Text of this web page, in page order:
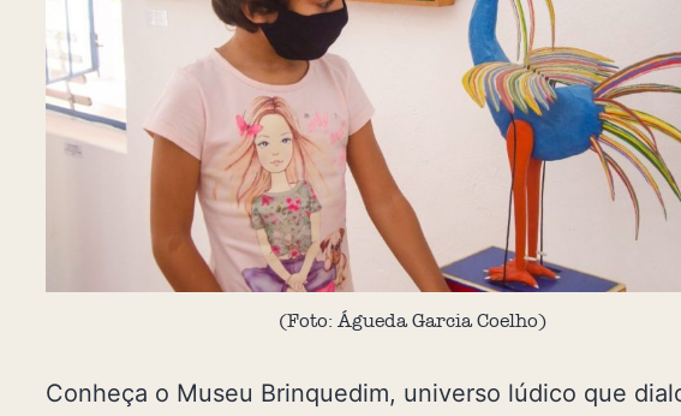
(Foto: Águeda Garcia Coelho)
Conheça o Museu Brinquedim, universo lúdico que